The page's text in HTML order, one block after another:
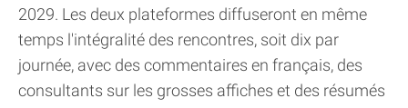
2029. Les deux plateformes diffuseront en même
temps l'intégralité des rencontres, soit dix par
journée, avec des commentaires en français, des
consultants sur les grosses affiches et des résumés